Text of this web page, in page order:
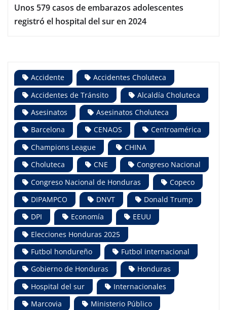
Unos 579 casos de embarazos adolescentes
registró el hospital del sur en 2024
Accidente
Accidentes Choluteca
Accidentes de Tránsito
Alcaldía Choluteca
Asesinatos
Asesinatos Choluteca
Barcelona
CENAOS
Centroamérica
Champions League
CHINA
Choluteca
CNE
Congreso Nacional
Congreso Nacional de Honduras
Copeco
DIPAMPCO
DNVT
Donald Trump
DPI
Economía
EEUU
Elecciones Honduras 2025
Futbol hondureño
Futbol internacional
Gobierno de Honduras
Honduras
Hospital del sur
Internacionales
Marcovia
Ministerio Público